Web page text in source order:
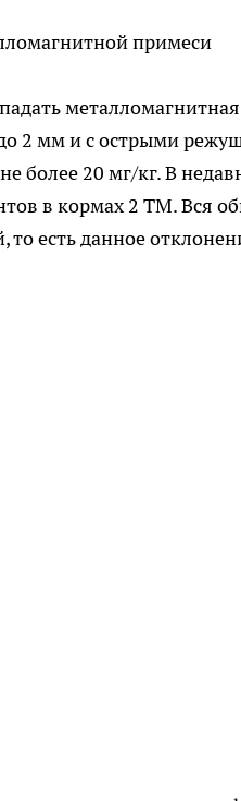
примеси
2 мм и с острыми
более 20 мг/кг. В
в кормах 2 ТМ. Вся
есть данное